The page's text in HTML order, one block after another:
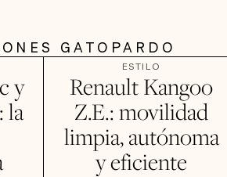
GATOPARDO
y
la
ESTILO
Renault Kangoo
Z.E.: movilidad
limpia, autónoma
y eficiente